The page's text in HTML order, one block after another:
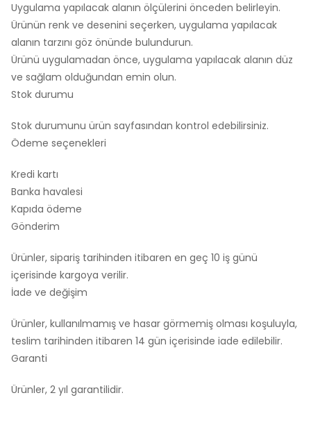
Uygulama yapılacak alanın ölçülerini önceden belirleyin.
Ürünün renk ve desenini seçerken, uygulama yapılacak
alanın tarzını göz önünde bulundurun.
Ürünü uygulamadan önce, uygulama yapılacak alanın düz
ve sağlam olduğundan emin olun.
Stok durumu
Stok durumunu ürün sayfasından kontrol edebilirsiniz.
Ödeme seçenekleri
Kredi kartı
Banka havalesi
Kapıda ödeme
Gönderim
Ürünler, sipariş tarihinden itibaren en geç 10 iş günü
içerisinde kargoya verilir.
İade ve değişim
Ürünler, kullanılmamış ve hasar görmemiş olması koşuluyla,
teslim tarihinden itibaren 14 gün içerisinde iade edilebilir.
Garanti
Ürünler, 2 yıl garantilidir.